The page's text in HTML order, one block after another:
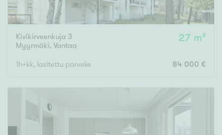
Kivikirveenkuja 3
Myyrmäki, Vantaa
27 m²
1h+kk, lasitettu parveke 84 000 €